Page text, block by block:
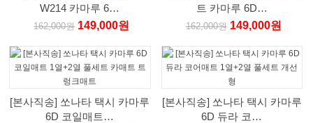
W214 카마루 6…
162,000원 149,000원
트 카마루 6D…
162,000원149,000원
[본사직송] 쏘나타 택시 카마루
6D 코일매트…
[본사직송] 쏘나타 택시 카마루
6D 듀라 코…